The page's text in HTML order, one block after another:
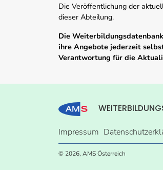
Die Veröffentlichung der
dieser Abteilung.
Die
ihre Angebote jederzeit
Verantwortung für die
Impressum
© 2026, AMS Österreich